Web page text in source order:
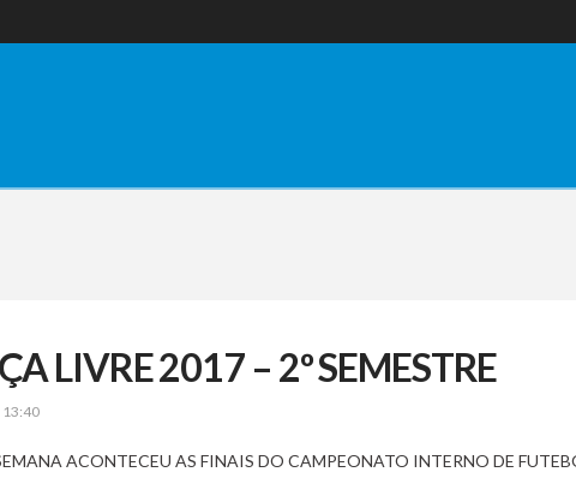
LIVRE 2017 – 2º SEMESTRE
13:40
ACONTECEU AS FINAIS DO CAMPEONATO INTERNO DE